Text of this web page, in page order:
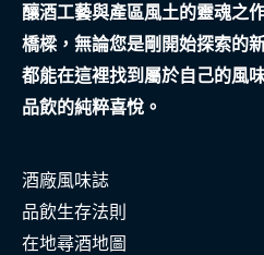
釀酒工藝與產區風土的靈魂之
橋樑，無論您是剛開始探索的
都能在這裡找到屬於自己的風
品飲的純粹喜悅。
酒廠風味誌
品飲生存法則
在地尋酒地圖